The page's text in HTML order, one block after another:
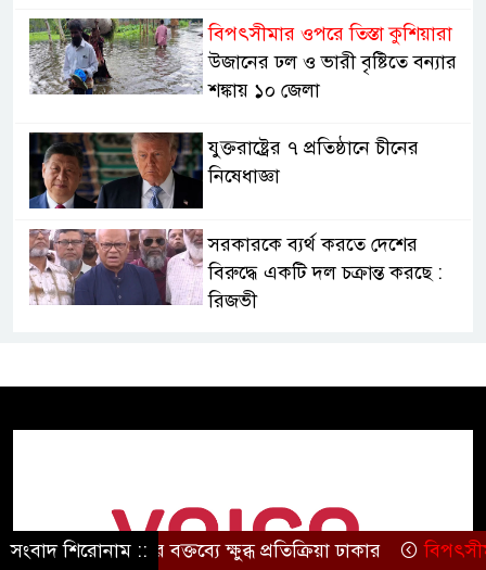
বিপৎসীমার ওপরে তিস্তা কুশিয়ারা
উজানের ঢল ও ভারী বৃষ্টিতে বন্যার
শঙ্কায় ১০ জেলা
যুক্তরাষ্ট্রের ৭ প্রতিষ্ঠানে চীনের
নিষেধাজ্ঞা
সরকারকে ব্যর্থ করতে দেশের
বিরুদ্ধে একটি দল চক্রান্ত করছে :
রিজভী
চূড়ান্ত, বিশ্ব জ্বালানি বাণিজ্যে স্বস্তির
জাদুঘর
সংবাদ শিরোনাম ::
বক্তব্যে ক্ষুব্ধ প্রতিক্রিয়া ঢাকার বিপৎসীমার ওপরে